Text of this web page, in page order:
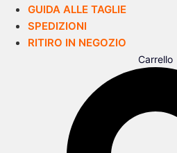
GUIDA ALLE TAGLIE
SPEDIZIONI
RITIRO IN NEGOZIO
Carrello